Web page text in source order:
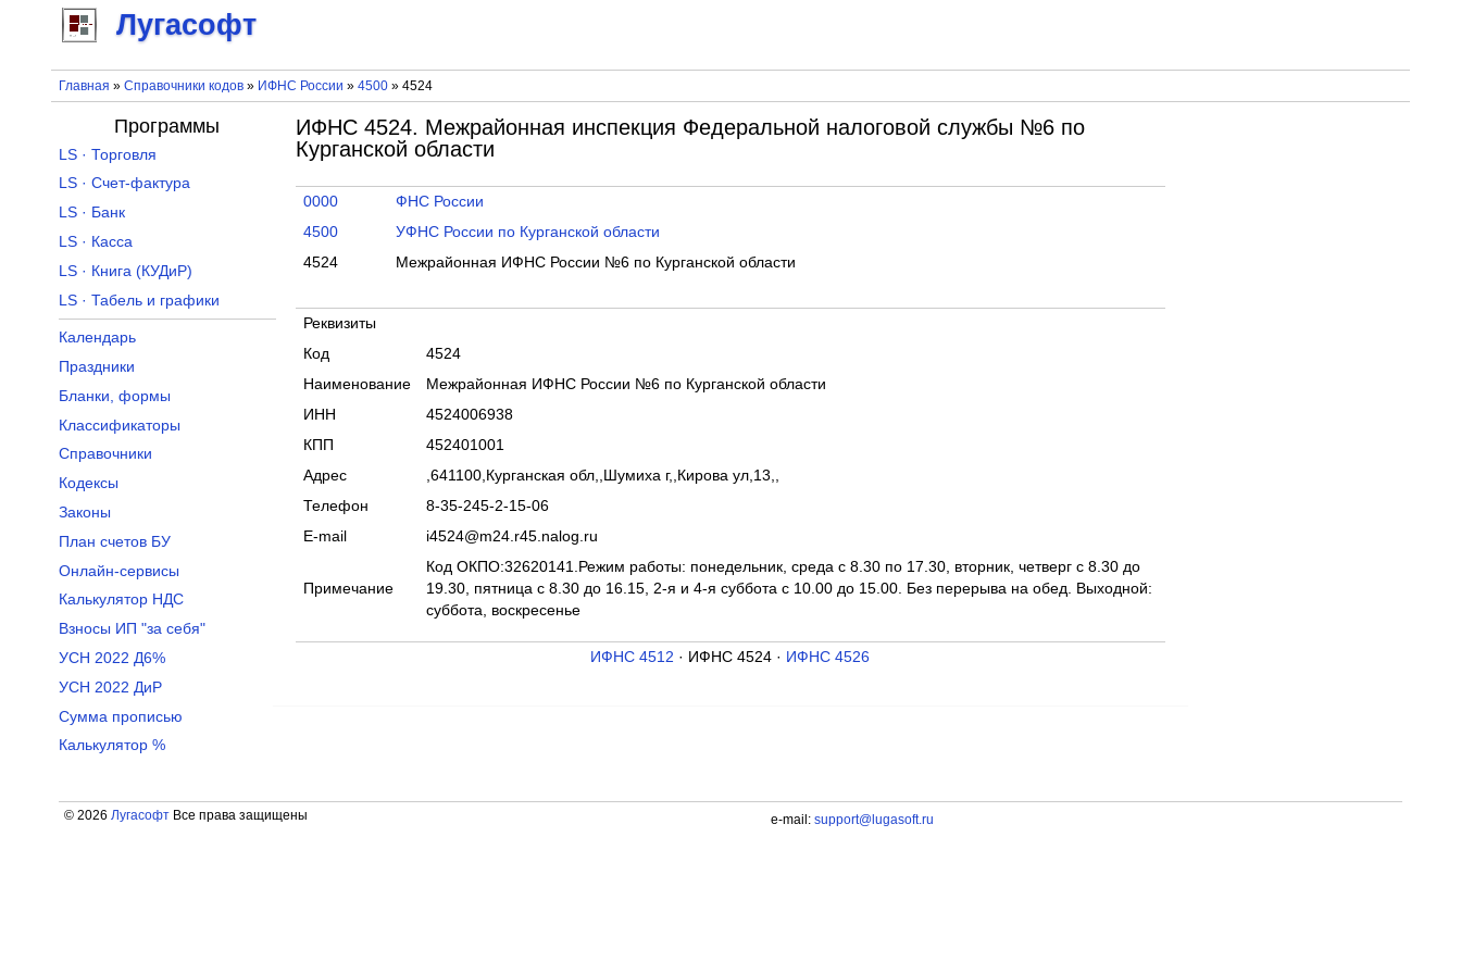
Лугасофт
Главная » Справочники кодов» ИФНС России » 4500» 4524
ИФНС 4524. Межрайонная инспекция Федеральной налоговой службы №6 по
Курганской области
0000
ФНС России
4500
УФНС России по Курганской области
4524
Межрайонная ИФНС России №6 по Курганской области
Реквизиты
Код
4524
Наименование
Межрайонная ИФНС России №6 по Курганской области
ИНН
4524006938
КПП
452401001
Адрес
,641100,Курганская обл,,Шумиха г,,Кирова ул,13,,
Телефон
8-35-245-2-15-06
E-mail
i4524@m24.r45.nalog.ru
Примечание
Код ОКПО:32620141.Режим работы: понедельник, среда с 8.30 по 17.30, вторник, четверг с 8.30 до
19.30, пятница с 8.30 до 16.15, 2-я и 4-я суббота с 10.00 до 15.00. Без перерыва на обед. Выходной:
суббота, воскресенье
ИФНС 4512 · ИФНС 4524 · ИФНС 4526
Программы
LS · Торговля
LS · Счет-фактура
LS · Банк
LS · Касса
LS · Книга (КУДиР)
LS · Табель и графики
Календарь
Праздники
Бланки, формы
Классификаторы
Справочники
Кодексы
Законы
План счетов БУ
Онлайн-сервисы
Калькулятор НДС
Взносы ИП "за себя"
УСН 2022 Д6%
УСН 2022 ДиР
Сумма прописью
Калькулятор %
© 2026 ЛугасофтВсе права защищены e-mail: support@lugasoft.ru